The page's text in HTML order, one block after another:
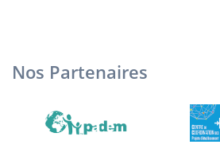
Nos Partenaires